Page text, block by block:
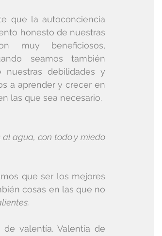
que la autoconciencia
honesto de nuestras
muy beneficiosos,
seamos también
nuestras debilidades y
a aprender y crecer en
las que sea necesario.
al agua, con todo y miedo
que ser los mejores
cosas en las que no
valentía. Valentía de